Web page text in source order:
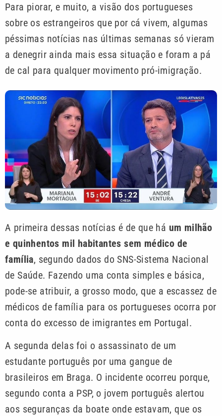
Para piorar, e muito, a visão dos portugueses
sobre os estrangeiros que por cá vivem, algumas
péssimas notícias nas últimas semanas só vieram
a denegrir ainda mais essa situação e foram a pá
de cal para qualquer movimento pró-imigração.
A primeira dessas notícias é de que há um milhão
e quinhentos mil habitantes sem médico de
família, segundo dados do SNS-Sistema Nacional
de Saúde. Fazendo uma conta simples e básica,
pode-se atribuir, a grosso modo, que a escassez de
médicos de família para os portugueses ocorra por
conta do excesso de imigrantes em Portugal.
A segunda delas foi o assassinato de um
estudante português por uma gangue de
brasileiros em Braga. O incidente ocorreu porque,
segundo conta a PSP, o jovem português alertou
aos seguranças da boate onde estavam, que os